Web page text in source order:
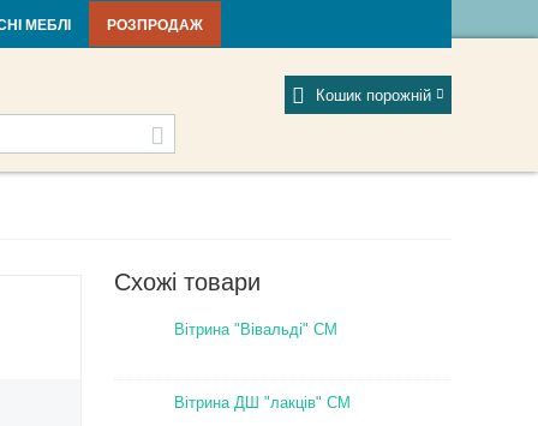
та новини Фабрики
Кошик порожній
МЕБЛІ РОЗПРОДАЖ
Схожі товари
Вітрина "Вівальді" СМ
Вітрина ДШ "лакців" СМ